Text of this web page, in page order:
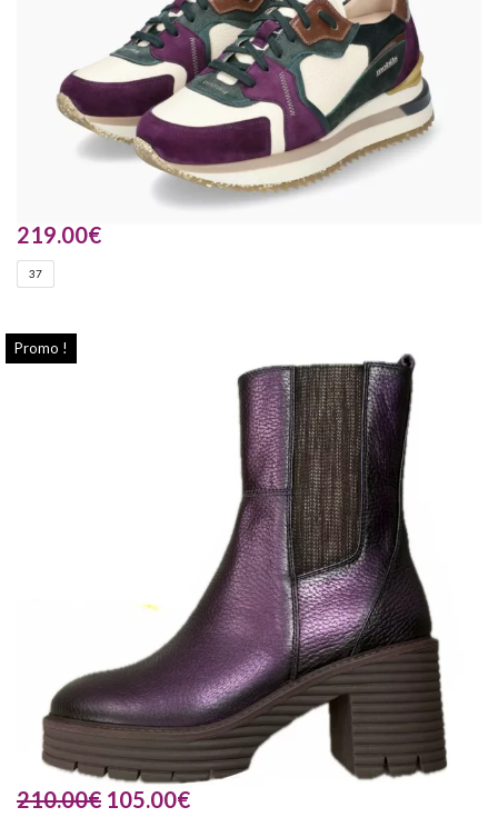
219.00€
37
Promo !
210.00€ 105.00€